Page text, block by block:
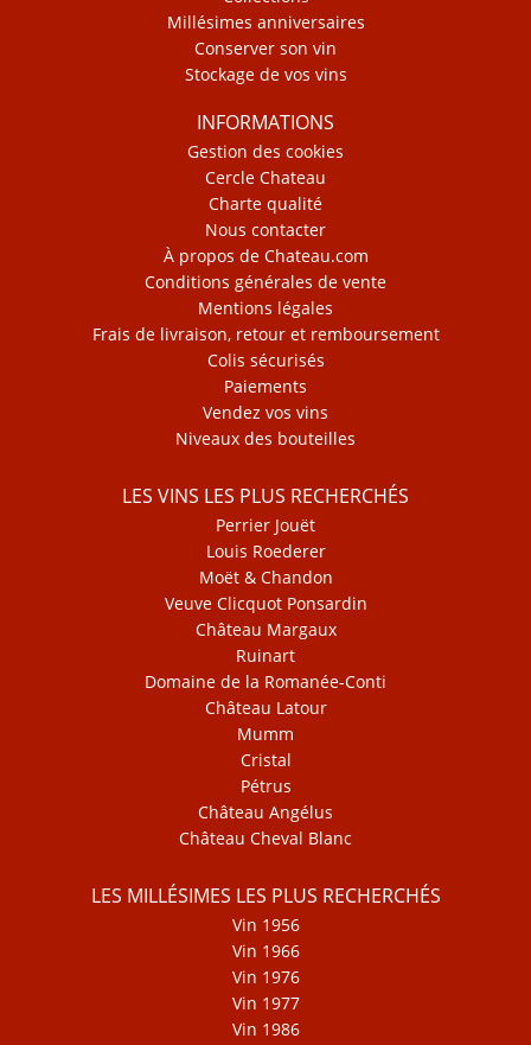
Millésimes anniversaires
Conserver son vin
Stockage de vos vins
INFORMATIONS
Gestion des cookies
Cercle Chateau
Charte qualité
Nous contacter
À propos de Chateau.com
Conditions générales de vente
Mentions légales
Frais de livraison, retour et remboursement
Colis sécurisés
Paiements
Vendez vos vins
Niveaux des bouteilles
LES VINS LES PLUS RECHERCHÉS
Perrier Jouët
Louis Roederer
Moët & Chandon
Veuve Clicquot Ponsardin
Château Margaux
Ruinart
Domaine de la Romanée-Conti
Château Latour
Mumm
Cristal
Pétrus
Château Angélus
Château Cheval Blanc
LES MILLÉSIMES LES PLUS RECHERCHÉS
Vin 1956
Vin 1966
Vin 1976
Vin 1977
Vin 1986